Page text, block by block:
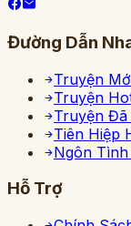
Đường Dẫn
Truyện
Truyện
Truyện
Tiên Hiệp
Ngôn Tình
Hỗ Trợ